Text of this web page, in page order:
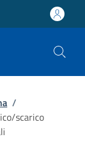
/
scarico